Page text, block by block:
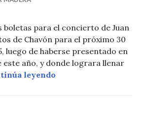
boletas para el concierto de Juan
de Chavón para el próximo 30
luego de haberse presentado en
este año, y donde lograra llenar
leyendo